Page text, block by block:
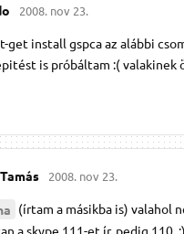
2008. nov 23.
get install gspca az alábbi
is próbáltam :( valakinek
2008. nov 23.
(írtam a másikba is) valahol
a skype 111-et ír, pedig 110. :)